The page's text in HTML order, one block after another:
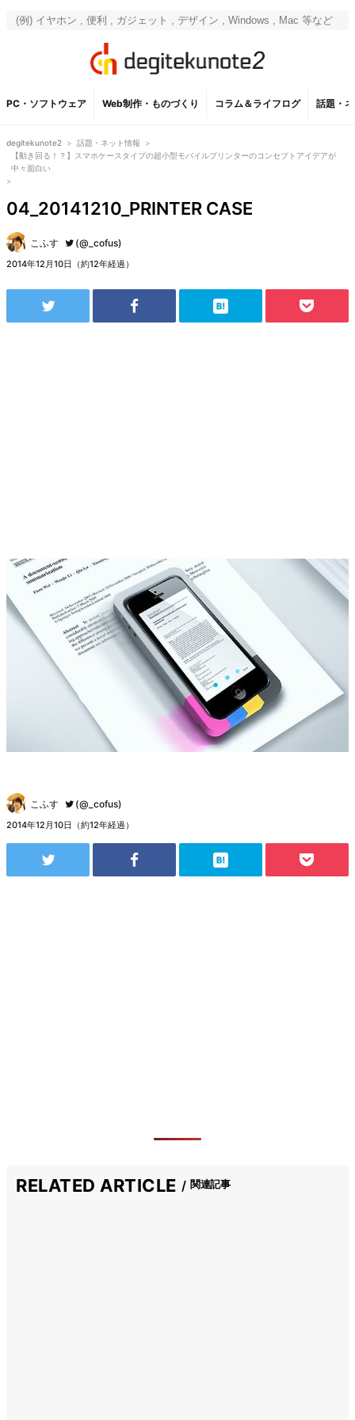
PC・ソフトウェア Web制作・ものづくり コラム＆ライフログ 話題・
degitekunote2 > 話題・ネット情報
>
【動き回る！？】スマホケースタイプの超小型モバイルプリンターのコンセプトアイデアが
中々面白い
>
04_20141210_PRINTER CASE
こふす (@_cofus)
2014年12月10日（約12年経過）
こふす (@_cofus)
2014年12月10日（約12年経過）
RELATED ARTICLE 関連記事